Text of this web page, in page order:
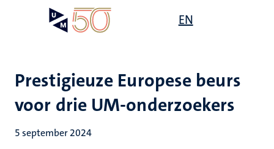
gaan
EN
Prestigieuze Europese beurs
voor drie UM-onderzoekers
5 september 2024